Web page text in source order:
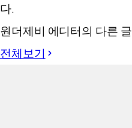
다.
원더제비 에디터의 다른 글
전체보기